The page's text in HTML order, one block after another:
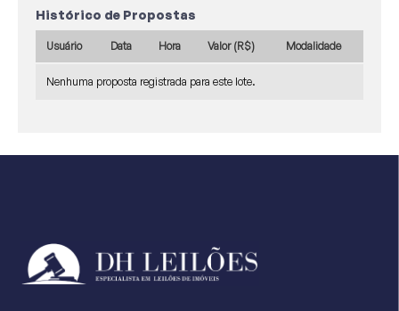
Histórico de Propostas
Usuário Data Hora Valor (R$) Modalidade
Nenhuma proposta registrada para este lote.